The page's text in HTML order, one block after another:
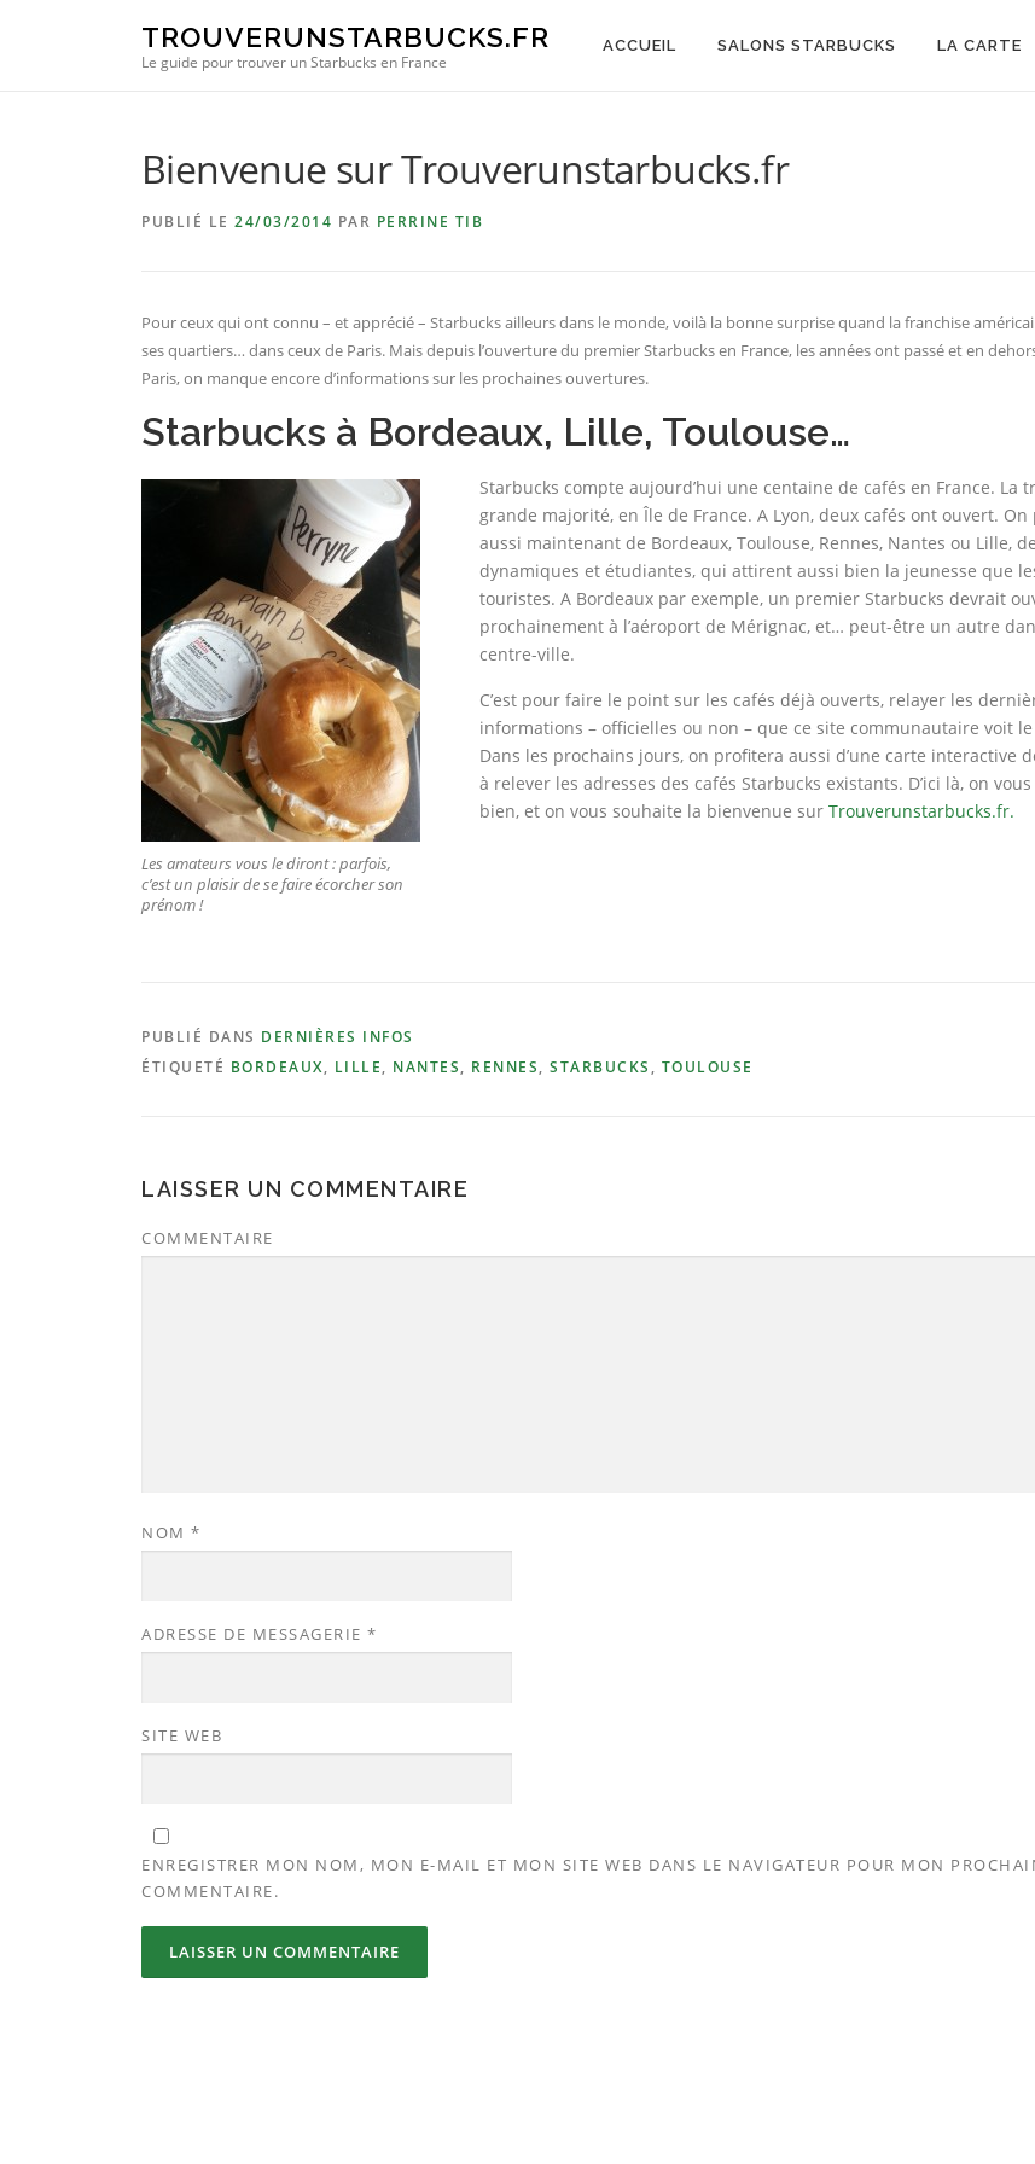
TROUVERUNSTARBUCKS.FR
Le guide pour trouver un Starbucks en France
ACCUEIL SALONS STARBUCKS LA CARTE
Bienvenue sur Trouverunstarbucks.fr
PUBLIÉ LE 24/03/2014 PAR PERRINE TIB
Pour ceux qui ont connu – et apprécié – Starbucks ailleurs dans le monde, voilà la bonne surprise quand la franchise
ses quartiers… dans ceux de Paris. Mais depuis l’ouverture du premier Starbucks en France, les années ont passé et en
Paris, on manque encore d’informations sur les prochaines ouvertures.
Starbucks à Bordeaux, Lille, Toulouse…
Les amateurs vous le diront : parfois,
c’est un plaisir de se faire écorcher son
prénom !
Starbucks compte aujourd’hui une centaine de cafés en France. La
grande majorité, en Île de France. A Lyon, deux cafés ont ouvert. On
aussi maintenant de Bordeaux, Toulouse, Rennes, Nantes ou Lille,
dynamiques et étudiantes, qui attirent aussi bien la jeunesse que
touristes. A Bordeaux par exemple, un premier Starbucks devrait
prochainement à l’aéroport de Mérignac, et… peut-être un autre
centre-ville.
C’est pour faire le point sur les cafés déjà ouverts, relayer les
informations – officielles ou non – que ce site communautaire voit
Dans les prochains jours, on profitera aussi d’une carte interactive
à relever les adresses des cafés Starbucks existants. D’ici là, on
bien, et on vous souhaite la bienvenue sur Trouverunstarbucks.fr.
PUBLIÉ DANS DERNIÈRES INFOS
ÉTIQUETÉ BORDEAUX, LILLE, NANTES, RENNES, STARBUCKS , TOULOUSE
LAISSER UN COMMENTAIRE
COMMENTAIRE
NOM *
ADRESSE DE MESSAGERIE *
SITE WEB
ENREGISTRER MON NOM, MON E-MAIL ET MON SITE WEB DANS LE NAVIGATEUR POUR MON
COMMENTAIRE.